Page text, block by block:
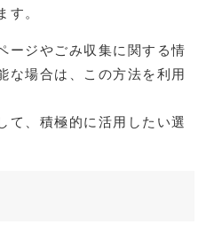
す。
ージやごみ収集に関する情
な場合は、この方法を利用
て、積極的に活用したい選